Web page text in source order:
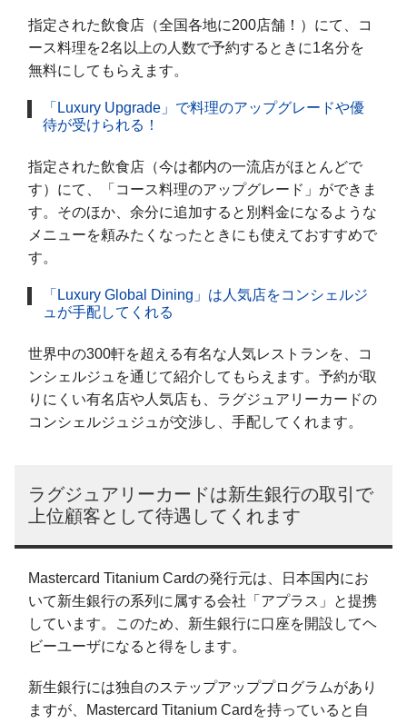
指定された飲食店（全国各地に200店舗！）にて、コ
ース料理を2名以上の人数で予約するときに1名分を
無料にしてもらえます。
「Luxury Upgrade」で料理のアップグレードや優
待が受けられる！
指定された飲食店（今は都内の一流店がほとんどで
す）にて、「コース料理のアップグレード」ができま
す。そのほか、余分に追加すると別料金になるような
メニューを頼みたくなったときにも使えておすすめで
す。
「Luxury Global Dining」は人気店をコンシェルジ
ュが手配してくれる
世界中の300軒を超える有名な人気レストランを、コ
ンシェルジュを通じて紹介してもらえます。予約が取
りにくい有名店や人気店も、ラグジュアリーカードの
コンシェルジュジュが交渉し、手配してくれます。
ラグジュアリーカードは新生銀行の取引で
上位顧客として待遇してくれます
Mastercard Titanium Cardの発行元は、日本国内にお
いて新生銀行の系列に属する会社「アプラス」と提携
しています。このため、新生銀行に口座を開設してヘ
ビーユーザになると得をします。
新生銀行には独自のステップアッププログラムがあり
ますが、Mastercard Titanium Cardを持っていると自